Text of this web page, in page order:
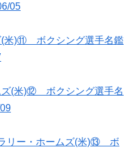
05
米)⑪ ボクシング選手名鑑
(米)⑫ ボクシング選手名
リー・ホームズ(米)⑬ ボ